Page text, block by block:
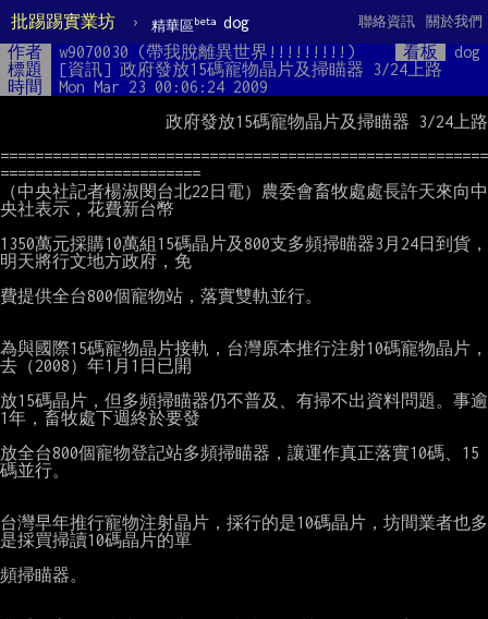
批踢踢實業坊 › 精華區beta dog 關於我們
聯絡資訊
作者 w9070030 (帶我脫離異世界!!!!!!!!!) 看板
dog
標題
[資訊] 政府發放15碼寵物晶片及掃瞄器 3/24上路
時間
Mon Mar 23 00:06:24 2009
========================================================
=======================
（中央社記者楊淑閔台北22日電）農委會畜牧處處長許天來向中
央社表示，花費新台幣
1350萬元採購10萬組15碼晶片及800支多頻掃瞄器3月24日到貨，
明天將行文地方政府，免
費提供全台800個寵物站，落實雙軌並行。
為與國際15碼寵物晶片接軌，台灣原本推行注射10碼寵物晶片，
去（2008）年1月1日已開
放15碼晶片，但多頻掃瞄器仍不普及、有掃不出資料問題。事逾
1年，畜牧處下週終於要發
放全台800個寵物登記站多頻掃瞄器，讓運作真正落實10碼、15
碼並行。
台灣早年推行寵物注射晶片，採行的是10碼晶片，坊間業者也多
是採買掃讀10碼晶片的單
頻掃瞄器。